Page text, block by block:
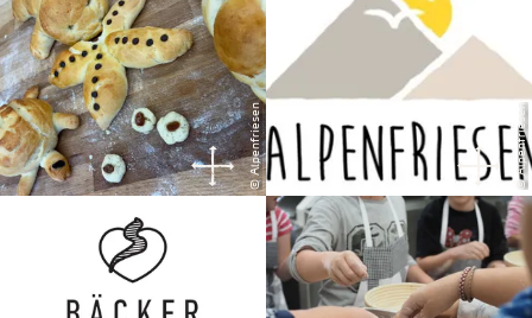
© Alpenfriesen © Alpenfriesen